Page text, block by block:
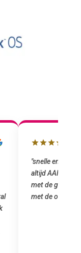
"Top service. Ik
het installeren
was meteen
gemaakt. Top